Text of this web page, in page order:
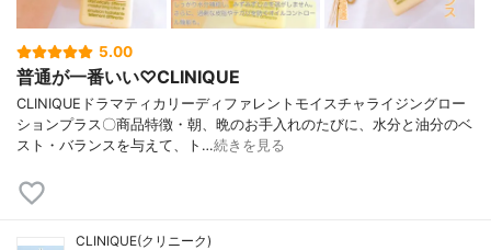
5.00
普通が一番いい♡CLINIQUE
CLINIQUEドラマティカリーディファレントモイスチャライジングロー
ションプラス〇商品特徴・朝、晩のお手入れのたびに、水分と油分のベ
スト・バランスを与えて、ト…続きを見る
CLINIQUE(クリニーク)